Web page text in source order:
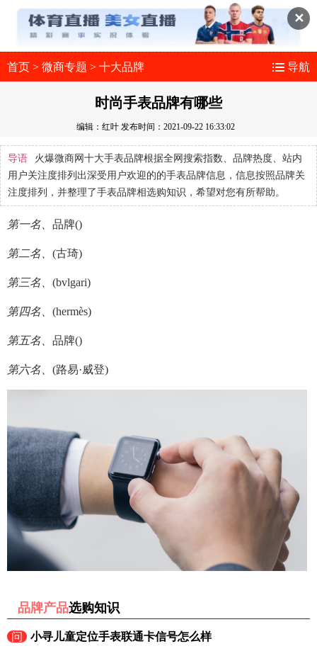
✕
首页 > 微商专题 > 十大品牌 导航
时尚手表品牌有哪些
编辑：红叶 发布时间：2021-09-22 16:33:02
导语
火爆微商网十大手表品牌根据全网搜索指数、品牌热度、站内
用户关注度排列出深受用户欢迎的的手表品牌信息，信息按照品牌关
注度排列，并整理了手表品牌相选购知识，希望对您有所帮助。
第一名、 品牌()
第二名、 (古琦)
第三名、 (bvlgari)
第四名、 (hermès)
第五名、 品牌()
第六名、 (路易·威登)
品牌产品选购知识
问 小寻儿童定位手表联通卡信号怎么样